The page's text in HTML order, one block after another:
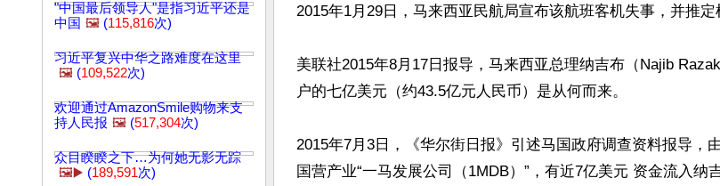
"中国最后领导人"是指习近平还是
中国 🖼️ (115,816次)
习近平复兴中华之路难度在这里
🖼️ (109,522次)
欢迎通过AmazonSmile购物来支
持人民报 🖼️ (517,304次)
众目睽睽之下…为何她无影无踪
🖼️▶️ (189,591次)
2015年1月29日，马来西亚民航局宣布该航班客机失事，并推定
美联社2015年8月17日报导，马来西亚总理纳吉布（Najib
户的七亿美元（约43.5亿元人民币）是从何而来。
2015年7月3日，《华尔街日报》引述马国政府调查资料报导，
国营产业“一马发展公司（1MDB）”，有近7亿美元 资金流入纳